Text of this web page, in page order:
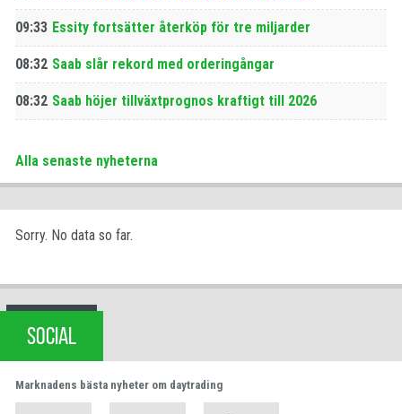
09:33 Essity fortsätter återköp för tre miljarder
08:32 Saab slår rekord med orderingångar
08:32 Saab höjer tillväxtprognos kraftigt till 2026
Alla senaste nyheterna
Sorry. No data so far.
SOCIAL
Marknadens bästa nyheter om daytrading